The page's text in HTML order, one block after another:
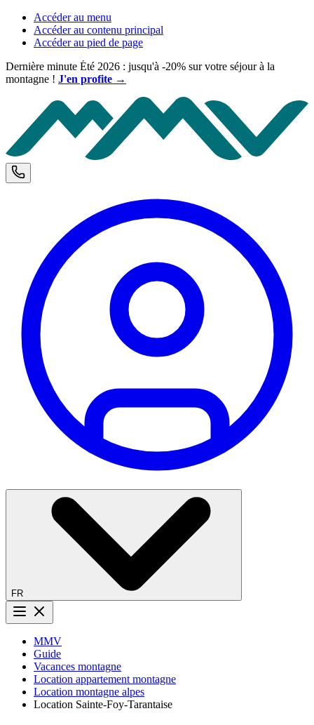
Accéder au menu
Accéder au contenu principal
Accéder au pied de page
Dernière minute Été 2026 : jusqu'à -20% sur votre séjour à la
montagne ! J'en profite →
Téléphone et horaires d'ouverture
FR
Bouton menu
MMV
Guide
Vacances montagne
Location appartement montagne
Location montagne alpes
Location Sainte-Foy-Tarantaise